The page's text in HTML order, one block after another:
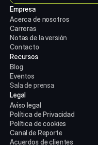
Empresa
Acerca de nosotros
Carreras
Notas de la versión
Contacto
Recursos
Blog
Eventos
Sala de prensa
Legal
Aviso legal
Política de Privacidad
Política de cookies
Canal de Reporte
Acuerdos de clientes